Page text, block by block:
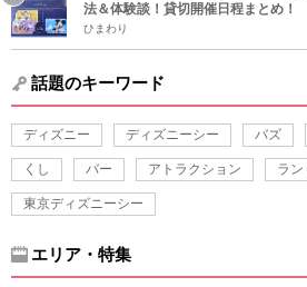
法＆体験談！貸切開催日程まとめ！
ひまわり
話題のキーワード
ディズニー ディズニーシー バズ
くし バー アトラクション ラン
東京ディズニーシー
エリア・特集